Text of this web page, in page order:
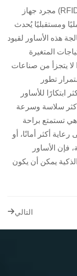
باختصار، لم تعد الأساور الراديوية الترددية (RFID) مجرد جهاز
ومستقبليًا يُحدث
هذه الأساور لقيود
المتغيرة
لا يتجزأ من صناعات
تطور
ابتكارًا للأساور
أكثر سلاسة وسرعة
تستمتع براحة
أكثر أمانًا، أو
الأساور
الذكية يمكن أن يكون
التالي